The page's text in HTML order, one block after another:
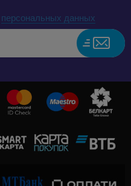
персональных данных